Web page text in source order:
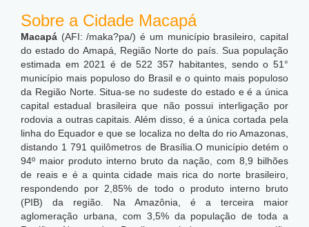
Sobre a Cidade Macapá
Macapá (AFI: /maka?pa/) é um município brasileiro, capital
do estado do Amapá, Região Norte do país. Sua população
estimada em 2021 é de 522 357 habitantes, sendo o 51°
município mais populoso do Brasil e o quinto mais populoso
da Região Norte. Situa-se no sudeste do estado e é a única
capital estadual brasileira que não possui interligação por
rodovia a outras capitais. Além disso, é a única cortada pela
linha do Equador e que se localiza no delta do rio Amazonas,
distando 1 791 quilômetros de Brasília.O município detém o
94º maior produto interno bruto da nação, com 8,9 bilhões
de reais e é a quinta cidade mais rica do norte brasileiro,
respondendo por 2,85% de todo o produto interno bruto
(PIB) da região. Na Amazônia, é a terceira maior
aglomeração urbana, com 3,5% da população de toda a